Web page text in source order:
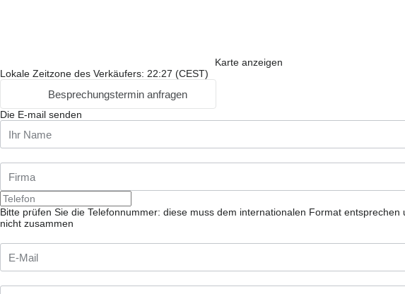
Karte anzeigen
Lokale Zeitzone des Verkäufers: 22:27 (CEST)
Besprechungstermin anfragen
Die E-mail senden
Bitte prüfen Sie die Telefonnummer: diese muss dem internationalen Format entsprechen
nicht zusammen